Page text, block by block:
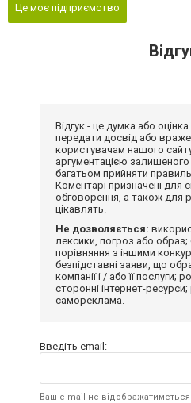
Це моє підприємство
Відгук - це думка або
передати досвід або
користувачам нашого
аргументацією
багатьом прийняти
Коментарі призначені для
обговорення, а також для
цікавлять.
Не дозволяється:
лексики, погроз або
порівняння з іншими
безпідставні заяви, що
компанії і / або її послуги;
сторонні інтернет-
самореклама.
Введіть email:
Ваш e-mail не відображатиметься